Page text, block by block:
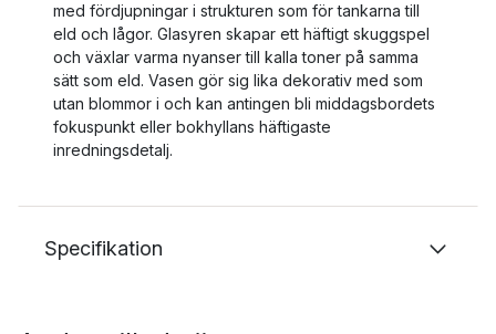
med fördjupningar i strukturen som för tankarna till
eld och lågor. Glasyren skapar ett häftigt skuggspel
och växlar varma nyanser till kalla toner på samma
sätt som eld. Vasen gör sig lika dekorativ med som
utan blommor i och kan antingen bli middagsbordets
fokuspunkt eller bokhyllans häftigaste
inredningsdetalj.
Specifikation